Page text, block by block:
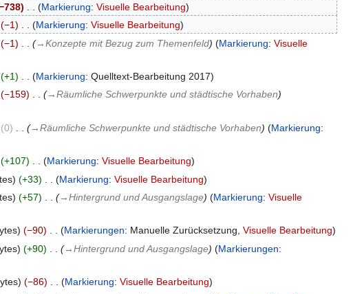
Markierung: Visuelle Bearbeitung
−1 Markierung: Visuelle Bearbeitung
−1 →‎Konzepte mit Bezug zum Themenfeld Markierung: Visuelle
+1 Markierung: Quelltext-Bearbeitung 2017
−159
→‎Räumliche Schwerpunkte und städtische Vorhaben
0 →‎Räumliche Schwerpunkte und städtische Vorhaben Markierung:
+107 Markierung: Visuelle Bearbeitung
+33 Markierung: Visuelle Bearbeitung
+57 →‎Hintergrund und Ausgangslage Markierung: Visuelle
−90 Markierungen: Manuelle Zurücksetzung Visuelle Bearbeitung
+90 →‎Hintergrund und Ausgangslage Markierungen:
−86 Markierung: Visuelle Bearbeitung